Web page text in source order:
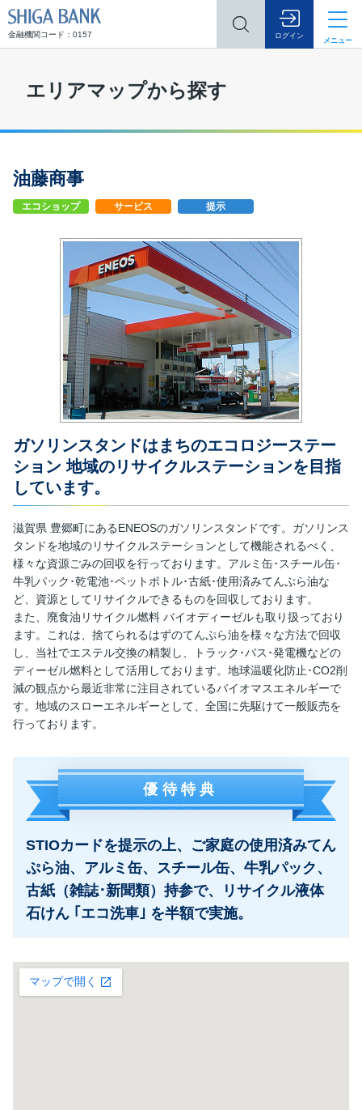
金融機関コード：0157 ログイン
メニュー
エリアマップから探す
油藤商事
エコショップ サービス 提示
ガソリンスタンドはまちのエコロジーステー
ション 地域のリサイクルステーションを目指
しています。
滋賀県 豊郷町にあるENEOSのガソリンスタンドです。ガソリンス
タンドを地域のリサイクルステーションとして機能されるべく、
様々な資源ごみの回収を行っております。アルミ缶･スチール缶･
牛乳パック･乾電池･ペットボトル･古紙･使用済みてんぷら油な
ど、資源としてリサイクルできるものを回収しております。
また、廃食油リサイクル燃料 バイオディーゼルも取り扱っており
ます。これは、捨てられるはずのてんぷら油を様々な方法で回収
し、当社でエステル交換の精製し、トラック･バス･発電機などの
ディーゼル燃料として活用しております。地球温暖化防止･CO2削
減の観点から最近非常に注目されているバイオマスエネルギーで
す。地域のスローエネルギーとして、全国に先駆けて一般販売を
行っております。
優待特典
STIOカードを提示の上、ご家庭の使用済みてん
ぷら油、アルミ缶、スチール缶、牛乳パック、
古紙（雑誌･新聞類）持参で、リサイクル液体
石けん ｢エコ洗車｣ を半額で実施。